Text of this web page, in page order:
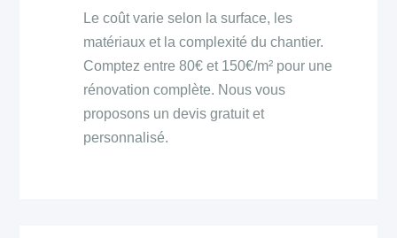
Le coût varie selon la surface, les
matériaux et la complexité du chantier.
Comptez entre 80€ et 150€/m² pour une
rénovation complète. Nous vous
proposons un devis gratuit et
personnalisé.